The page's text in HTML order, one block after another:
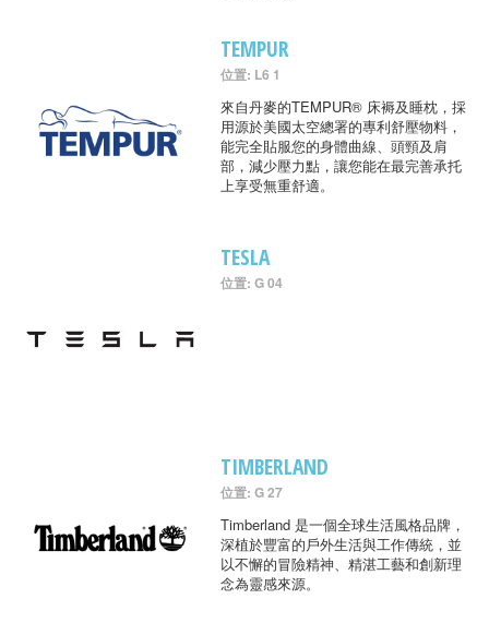
TEMPUR
位置: L6 1
來自丹麥的TEMPUR® 床褥及睡枕，採
用源於美國太空總署的專利舒壓物料，
能完全貼服您的身體曲線、頭頸及肩
部，減少壓力點，讓您能在最完善承托
上享受無重舒適。
TESLA
位置: G 04
TIMBERLAND
位置: G 27
Timberland 是一個全球生活風格品牌，
深植於豐富的戶外生活與工作傳統，並
以不懈的冒險精神、精湛工藝和創新理
念為靈感來源。